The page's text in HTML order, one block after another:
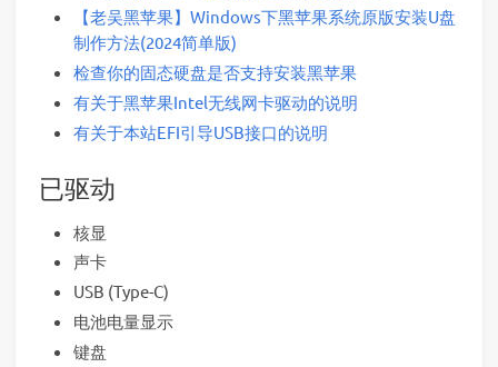
【老吴黑苹果】Windows下黑苹果系统原版安装U盘
制作方法(2024简单版)
检查你的固态硬盘是否支持安装黑苹果
有关于黑苹果Intel无线网卡驱动的说明
有关于本站EFI引导USB接口的说明
已驱动
核显
声卡
USB (Type-C)
电池电量显示
键盘